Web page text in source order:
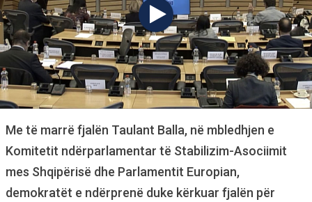
Me të marrë fjalën Taulant Balla, në mbledhjen e
Komitetit ndërparlamentar të Stabilizim-Asociimit
mes Shqipërisë dhe Parlamentit Europian,
demokratët e ndërprenë duke kërkuar fjalën për